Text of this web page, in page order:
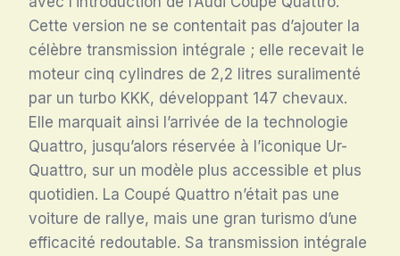
Cette version ne se contentait pas d’ajouter la
célèbre transmission intégrale ; elle recevait le
moteur cinq cylindres de 2,2 litres suralimenté
par un turbo KKK, développant 147 chevaux.
Elle marquait ainsi l’arrivée de la technologie
Quattro, jusqu’alors réservée à l’iconique Ur-
Quattro, sur un modèle plus accessible et plus
quotidien. La Coupé Quattro n’était pas une
voiture de rallye, mais une gran turismo d’une
efficacité redoutable. Sa transmission intégrale